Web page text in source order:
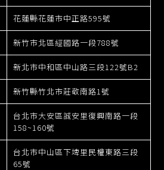
花蓮縣花蓮市中正路595號
新竹市北區經國路一段788號
新北市中和區中山路三段122號B2
新竹縣竹北市莊敬南路1號
台北市大安區誠安里復興南路一段
158~160號
台北市中山區下埤里民權東路三段
65號